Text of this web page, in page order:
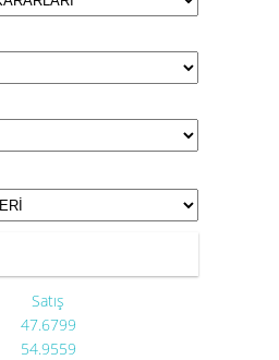
Satış
47.6799
54.9559